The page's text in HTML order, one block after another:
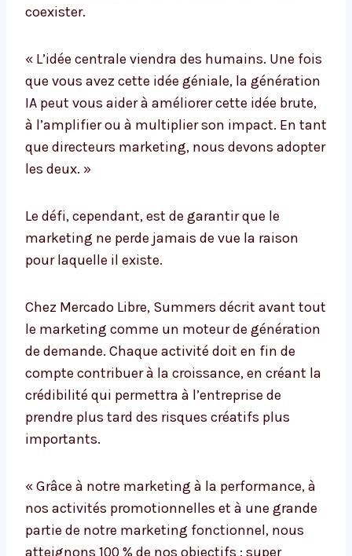
coexister.
« L’idée centrale viendra des humains. Une fois
que vous avez cette idée géniale, la génération
IA peut vous aider à améliorer cette idée brute,
à l’amplifier ou à multiplier son impact. En tant
que directeurs marketing, nous devons adopter
les deux. »
Le défi, cependant, est de garantir que le
marketing ne perde jamais de vue la raison
pour laquelle il existe.
Chez Mercado Libre, Summers décrit avant tout
le marketing comme un moteur de génération
de demande. Chaque activité doit en fin de
compte contribuer à la croissance, en créant la
crédibilité qui permettra à l’entreprise de
prendre plus tard des risques créatifs plus
importants.
« Grâce à notre marketing à la performance, à
nos activités promotionnelles et à une grande
partie de notre marketing fonctionnel, nous
atteignons 100 % de nos objectifs : super